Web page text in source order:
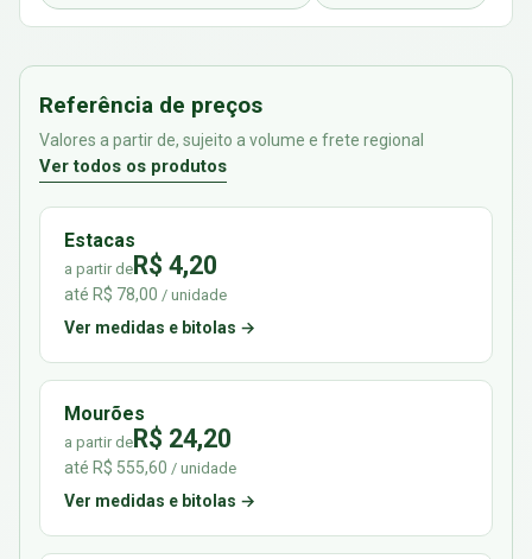
Referência de preços
Valores a partir de, sujeito a volume e frete regional
Ver todos os produtos
Estacas
a partir deR$ 4,20
até R$ 78,00 / unidade
Ver medidas e bitolas →
Mourões
a partir deR$ 24,20
até R$ 555,60 / unidade
Ver medidas e bitolas →